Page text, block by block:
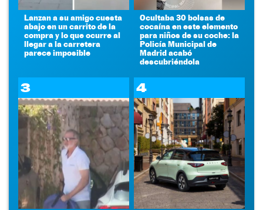
Lanzan a su amigo cuesta
abajo en un carrito de la
compra y lo que ocurre al
llegar a la carretera
parece imposible
Ocultaba 30 bolsas de
cocaína en este elemento
para niños de su coche: la
Policía Municipal de
Madrid acabó
descubriéndola
3 4